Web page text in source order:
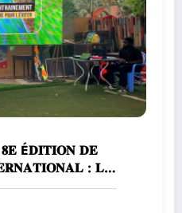
É𝐃𝐈𝐓𝐈𝐎𝐍 𝐃𝐄
: 𝐋𝐄
𝐒𝐏𝐎𝐑𝐓𝐈𝐅 𝐋𝐀
𝐀𝐋𝐄𝐑𝐓𝐄